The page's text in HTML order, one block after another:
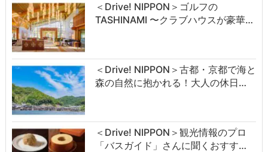
＜Drive! NIPPON＞ゴルフの
TASHINAMI 〜クラブハウスが豪華…
＜Drive! NIPPON＞古都・京都で海と
森の自然に抱かれる！大人の休日…
＜Drive! NIPPON＞観光情報のプロ
「バスガイド」さんに聞くおすす…